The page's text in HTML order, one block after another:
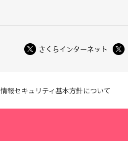
さくらインターネット
情報セキュリティ基本方針について